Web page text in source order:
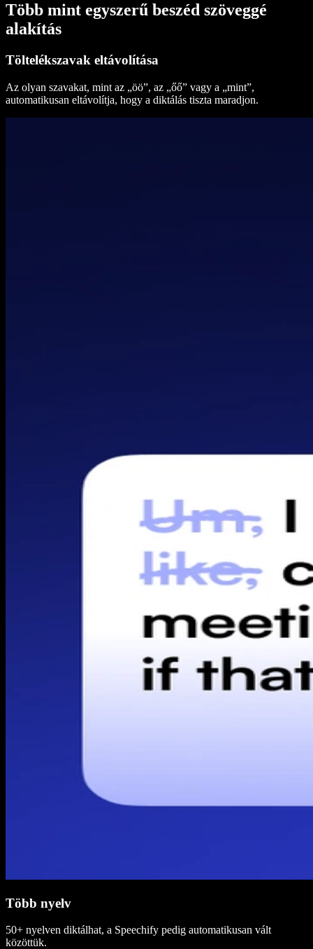
Több mint egyszerű beszéd szöveggé
alakítás
Töltelékszavak eltávolítása
Az olyan szavakat, mint az „öö”, az „őő” vagy a „mint”,
automatikusan eltávolítja, hogy a diktálás tiszta maradjon.
Több nyelv
50+ nyelven diktálhat, a Speechify pedig automatikusan vált
közöttük.